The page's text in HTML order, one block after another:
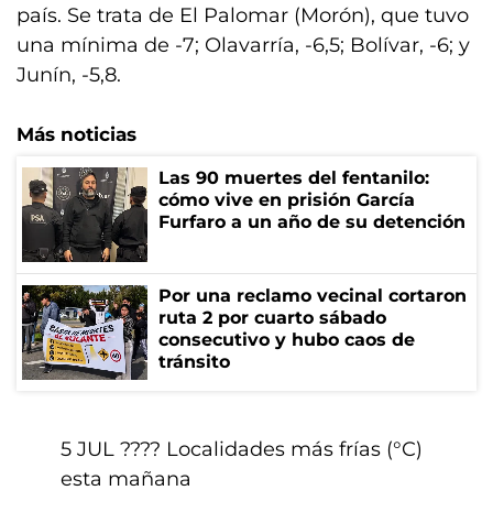
país. Se trata de El Palomar (Morón), que tuvo
una mínima de -7; Olavarría, -6,5; Bolívar, -6; y
Junín, -5,8.
Más noticias
Las 90 muertes del fentanilo:
cómo vive en prisión García
Furfaro a un año de su detención
Por una reclamo vecinal cortaron
ruta 2 por cuarto sábado
consecutivo y hubo caos de
tránsito
5 JUL ???? Localidades más frías (°C)
esta mañana